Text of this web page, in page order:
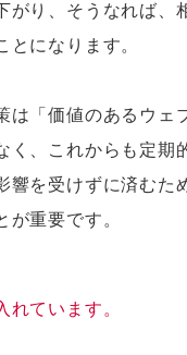
がり、そうなれば、
になります。
「価値のあるウェ
、これからも定期
響を受けずに済むた
重要です。
ています。